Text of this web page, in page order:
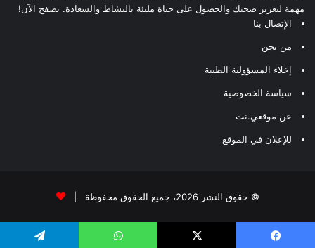
مهمة لتعزيز صحتك والحصول على حياة مليئة بالنشاط والسعادة. تصفح الآن!
الإتصال بنا
من نحن
إخلاء المسؤولية الطبية
سياسة الخصوصية
عن موقعي.نت
للإعلان في الموقع
© حقوق النشر 2026، جميع الحقوق محفوظة |